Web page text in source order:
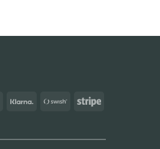
MasterCardKlarna Swish
Stripe